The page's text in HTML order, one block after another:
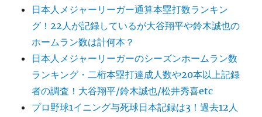
日本人メジャーリーガー通算本塁打数ランキン
グ！22人が記録しているが大谷翔平や鈴木誠也の
ホームラン数は計何本？
日本人メジャーリーガーのシーズンホームラン数
ランキング・二桁本塁打達成人数や20本以上記録
者の調査！大谷翔平/鈴木誠也/松井秀喜etc
プロ野球1イニング与死球日本記録は3！過去12人